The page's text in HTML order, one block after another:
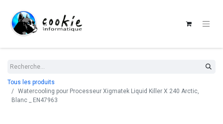
Tous les produits
Watercooling pour Processeur Xigmatek Liquid Killer X 240 Arctic,
Blanc _ EN47963